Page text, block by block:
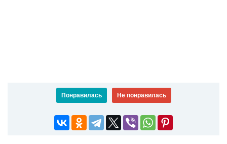
Понравилась Не понравилась